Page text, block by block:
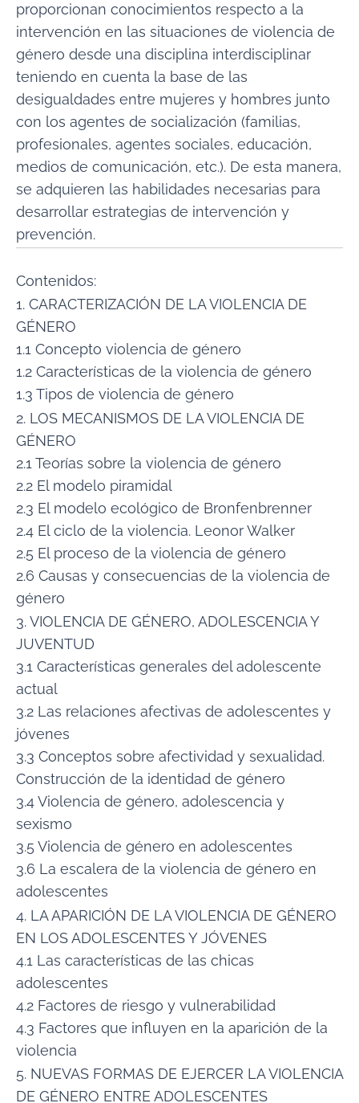
proporcionan conocimientos respecto a la
intervención en las situaciones de violencia de
género desde una disciplina interdisciplinar
teniendo en cuenta la base de las
desigualdades entre mujeres y hombres junto
con los agentes de socialización (familias,
profesionales, agentes sociales, educación,
medios de comunicación, etc.). De esta manera,
se adquieren las habilidades necesarias para
desarrollar estrategias de intervención y
prevención.
Contenidos:
1. CARACTERIZACIÓN DE LA VIOLENCIA DE
GÉNERO
1.1 Concepto violencia de género
1.2 Características de la violencia de género
1.3 Tipos de violencia de género
2. LOS MECANISMOS DE LA VIOLENCIA DE
GÉNERO
2.1 Teorías sobre la violencia de género
2.2 El modelo piramidal
2.3 El modelo ecológico de Bronfenbrenner
2.4 El ciclo de la violencia. Leonor Walker
2.5 El proceso de la violencia de género
2.6 Causas y consecuencias de la violencia de
género
3. VIOLENCIA DE GÉNERO, ADOLESCENCIA Y
JUVENTUD
3.1 Características generales del adolescente
actual
3.2 Las relaciones afectivas de adolescentes y
jóvenes
3.3 Conceptos sobre afectividad y sexualidad.
Construcción de la identidad de género
3.4 Violencia de género, adolescencia y
sexismo
3.5 Violencia de género en adolescentes
3.6 La escalera de la violencia de género en
adolescentes
4. LA APARICIÓN DE LA VIOLENCIA DE GÉNERO
EN LOS ADOLESCENTES Y JÓVENES
4.1 Las características de las chicas
adolescentes
4.2 Factores de riesgo y vulnerabilidad
4.3 Factores que influyen en la aparición de la
violencia
5. NUEVAS FORMAS DE EJERCER LA VIOLENCIA
DE GÉNERO ENTRE ADOLESCENTES